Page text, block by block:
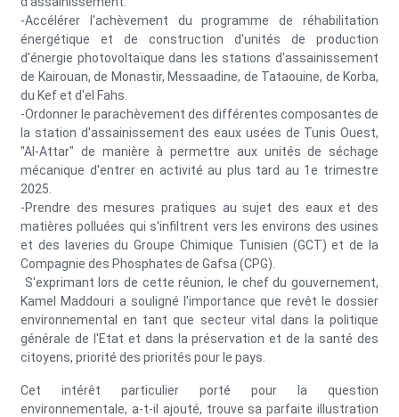
-Accélérer l'achèvement du programme de réhabilitation
énergétique et de construction d'unités de production
d'énergie photovoltaïque dans les stations d'assainissement
de Kairouan, de Monastir, Messaadine, de Tataouine, de Korba,
du Kef et d'el Fahs.
-Ordonner le parachèvement des différentes composantes de
la station d'assainissement des eaux usées de Tunis Ouest,
"Al-Attar" de manière à permettre aux unités de séchage
mécanique d'entrer en activité au plus tard au 1e trimestre
2025.
-Prendre des mesures pratiques au sujet des eaux et des
matières polluées qui s'infiltrent vers les environs des usines
et des laveries du Groupe Chimique Tunisien (GCT) et de la
Compagnie des Phosphates de Gafsa (CPG).
S'exprimant lors de cette réunion, le chef du gouvernement,
Kamel Maddouri a souligné l'importance que revêt le dossier
environnemental en tant que secteur vital dans la politique
générale de l'Etat et dans la préservation et de la santé des
citoyens, priorité des priorités pour le pays.
Cet intérêt particulier porté pour la question
environnementale, a-t-il ajouté, trouve sa parfaite illustration